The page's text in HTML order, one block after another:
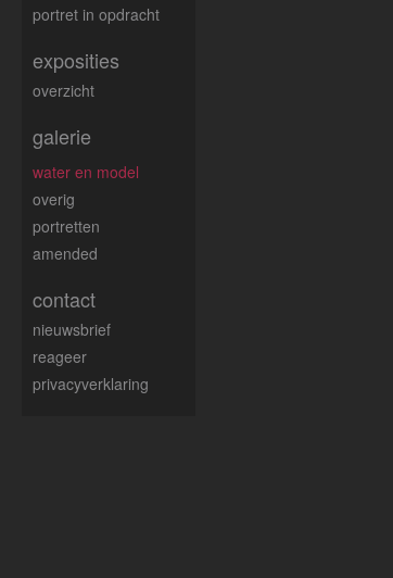
portret in opdracht
exposities
overzicht
galerie
water en model
overig
portretten
amended
contact
nieuwsbrief
reageer
privacyverklaring